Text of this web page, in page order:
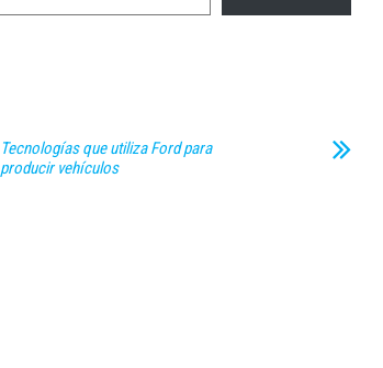
Tecnologías que utiliza Ford para
producir vehículos